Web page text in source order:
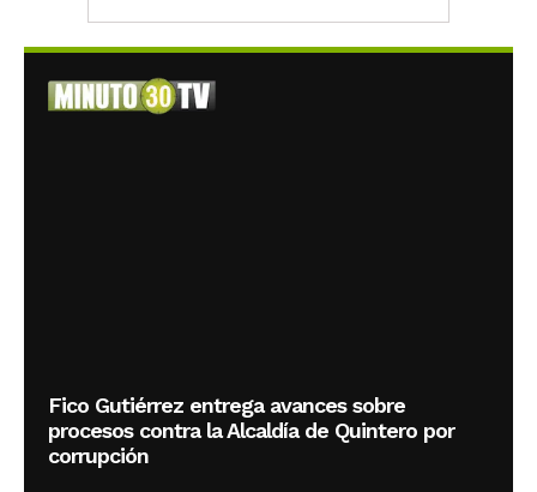
Fico Gutiérrez entrega avances sobre
procesos contra la Alcaldía de Quintero por
corrupción